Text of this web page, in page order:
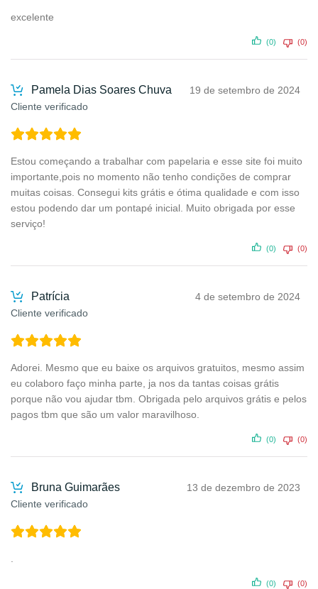
excelente
(0) (0)
Pamela Dias Soares Chuva
Cliente verificado
19 de setembro de 2024
Estou começando a trabalhar com papelaria e esse site foi muito
importante,pois no momento não tenho condições de comprar
muitas coisas. Consegui kits grátis e ótima qualidade e com isso
estou podendo dar um pontapé inicial. Muito obrigada por esse
serviço!
(0) (0)
Patrícia
Cliente verificado
4 de setembro de 2024
Adorei. Mesmo que eu baixe os arquivos gratuitos, mesmo assim
eu colaboro faço minha parte, ja nos da tantas coisas grátis
porque não vou ajudar tbm. Obrigada pelo arquivos grátis e pelos
pagos tbm que são um valor maravilhoso.
(0) (0)
Bruna Guimarães
Cliente verificado
13 de dezembro de 2023
(0) (0)